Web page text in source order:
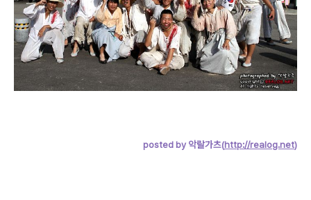
posted by 악랄가츠(http://realog.net)